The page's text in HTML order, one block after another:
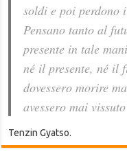
soldi e poi perdono
Pensano tanto al
presente in tale
né il presente, né il
dovessero morire
avessero mai
Tenzin Gyatso.